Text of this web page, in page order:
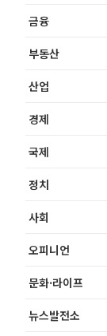
금융
부동산
산업
경제
국제
정치
사회
오피니언
문화·라이프
뉴스발전소